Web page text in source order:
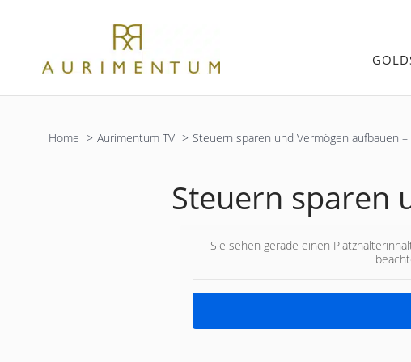
Home Aurimentum TV Steuern sparen und Vermögen aufbauen –
Steuern sparen
Sie sehen gerade einen